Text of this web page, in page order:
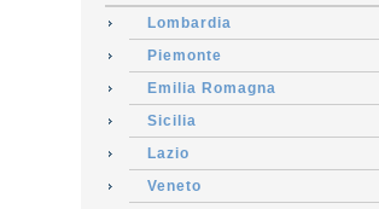
Lombardia
Piemonte
Emilia Romagna
Sicilia
Lazio
Veneto